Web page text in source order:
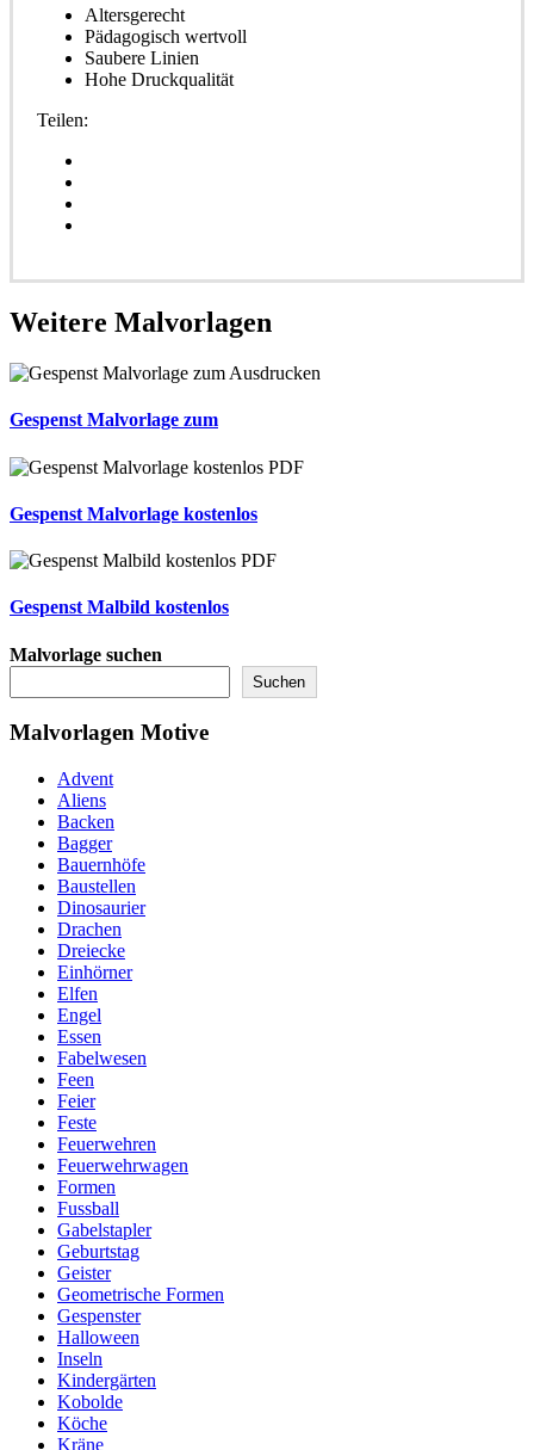
Altersgerecht
Pädagogisch wertvoll
Saubere Linien
Hohe Druckqualität
Teilen:
Weitere Malvorlagen
Gespenst Malvorlage zum
Gespenst Malvorlage kostenlos
Gespenst Malbild kostenlos
Malvorlage suchen
Suchen
Malvorlagen Motive
Advent
Aliens
Backen
Bagger
Bauernhöfe
Baustellen
Dinosaurier
Drachen
Dreiecke
Einhörner
Elfen
Engel
Essen
Fabelwesen
Feen
Feier
Feste
Feuerwehren
Feuerwehrwagen
Formen
Fussball
Gabelstapler
Geburtstag
Geister
Geometrische Formen
Gespenster
Halloween
Inseln
Kindergärten
Kobolde
Köche
Kräne